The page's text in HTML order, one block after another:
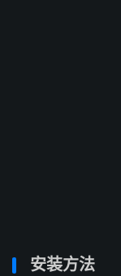
安装方法